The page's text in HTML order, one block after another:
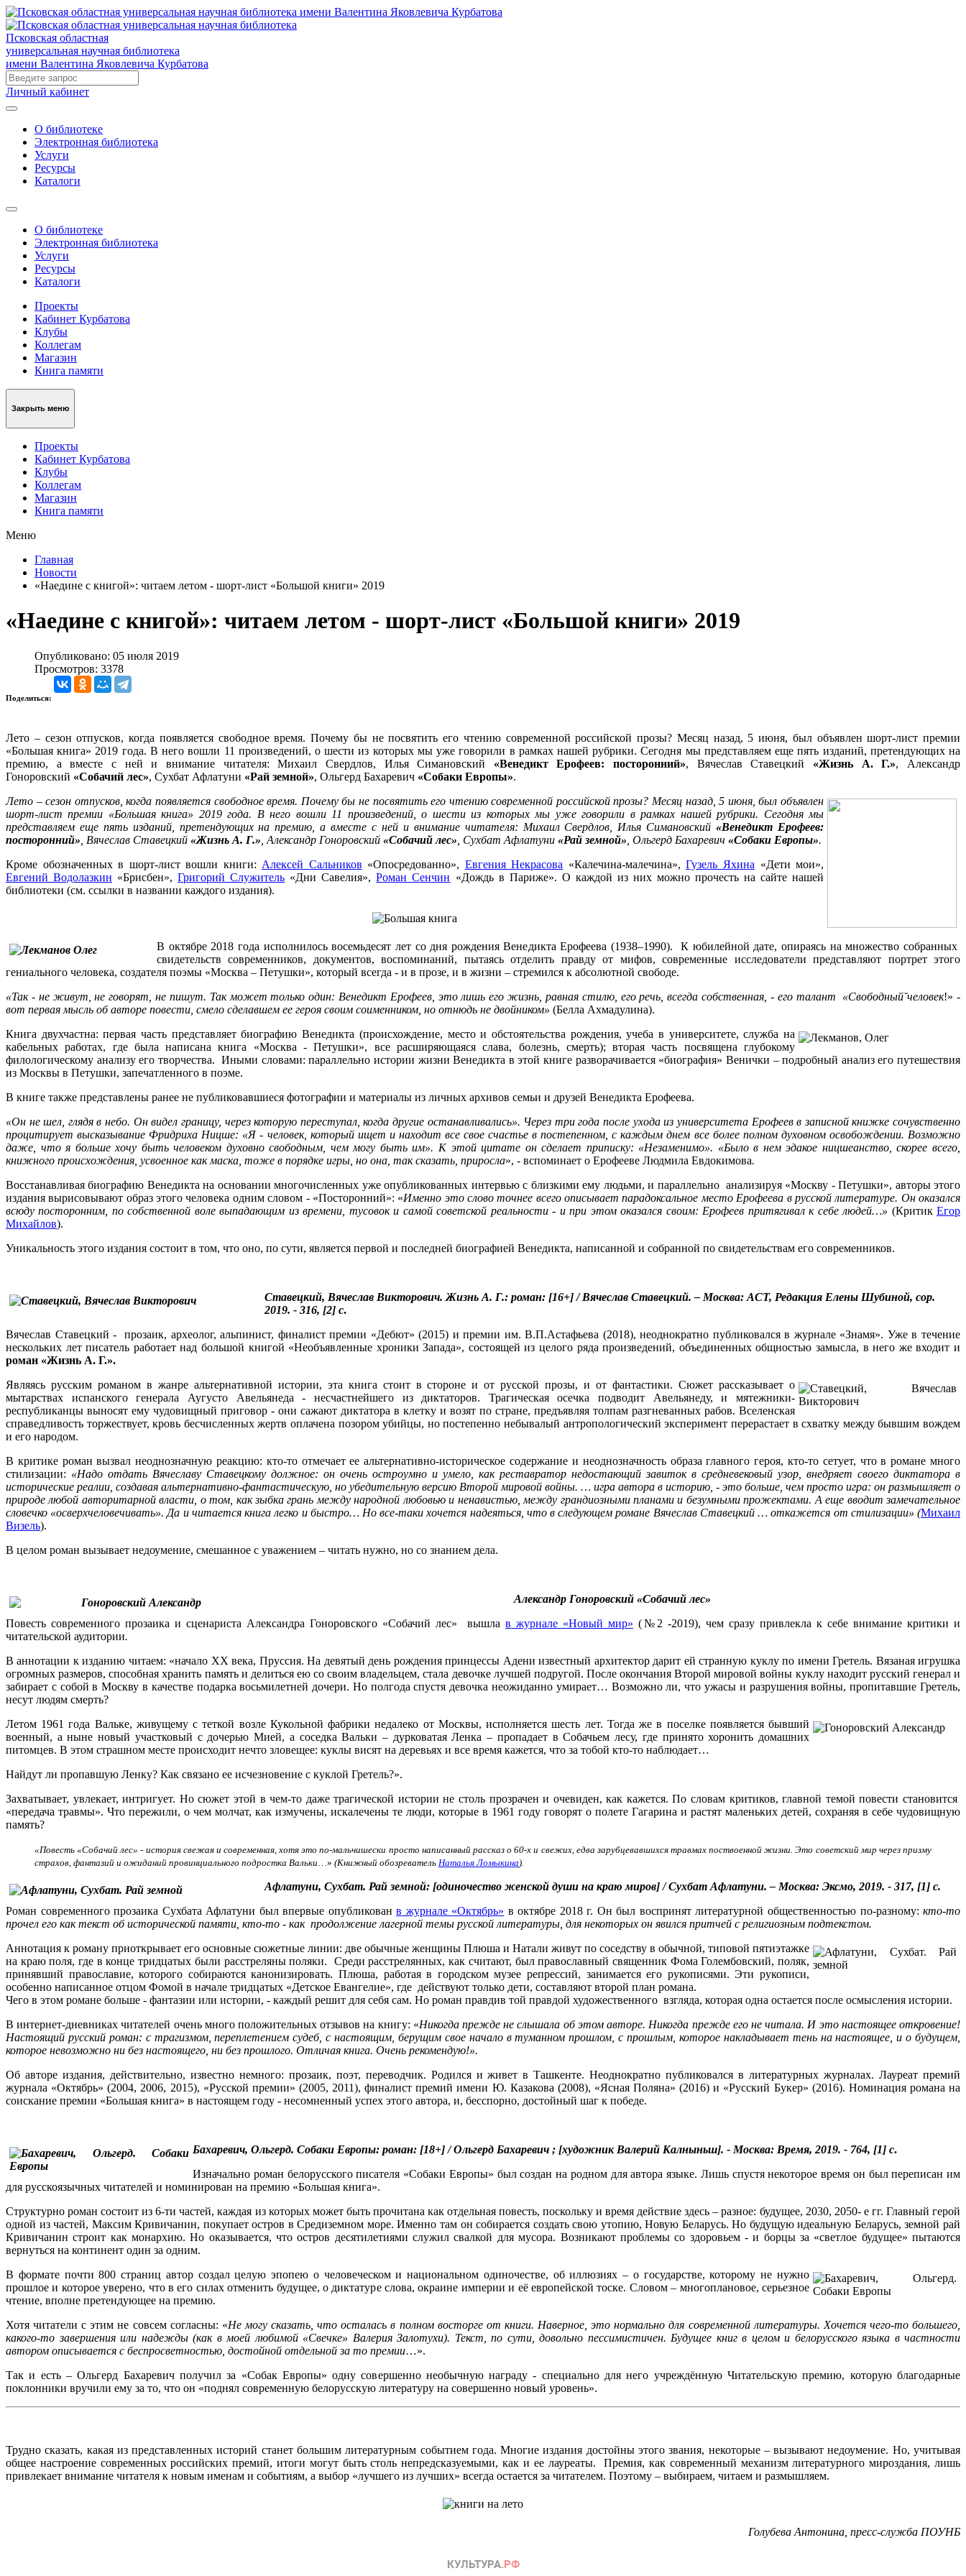
Псковская областная
универсальная научная библиотека
имени Валентина Яковлевича Курбатова
Личный кабинет
О библиотеке
Электронная библиотека
Услуги
Ресурсы
Каталоги
О библиотеке
Электронная библиотека
Услуги
Ресурсы
Каталоги
Проекты
Кабинет Курбатова
Клубы
Коллегам
Магазин
Книга памяти
Закрыть меню
Проекты
Кабинет Курбатова
Клубы
Коллегам
Магазин
Книга памяти
Меню
Главная
Новости
«Наедине с книгой»: читаем летом - шорт-лист «Большой книги» 2019
«Наедине с книгой»: читаем летом - шорт-лист «Большой книги» 2019
Опубликовано: 05 июля 2019
Просмотров: 3378
Поделиться:
Лето – сезон отпусков, когда появляется свободное время. Почему бы не посвятить его чтению современной российской прозы? Месяц назад, 5 июня, был объявлен шорт-лист премии
«Большая книга» 2019 года. В него вошли 11 произведений, о шести из которых мы уже говорили в рамках нашей рубрики. Сегодня мы представляем еще пять изданий, претендующих на
премию, а вместе с ней и внимание читателя: Михаил Свердлов, Илья Симановский «Венедикт Ерофеев: посторонний», Вячеслав Ставецкий «Жизнь А. Г.», Александр
Гоноровский «Собачий лес», Сухбат Афлатуни «Рай земной», Ольгерд Бахаревич «Собаки Европы».
Лето – сезон отпусков, когда появляется свободное время. Почему бы не посвятить его чтению современной российской прозы? Месяц назад, 5 июня, был объявлен
шорт-лист премии «Большая книга» 2019 года. В него вошли 11 произведений, о шести из которых мы уже говорили в рамках нашей рубрики. Сегодня мы
представляем еще пять изданий, претендующих на премию, а вместе с ней и внимание читателя: Михаил Свердлов, Илья Симановский«Венедикт Ерофеев:
посторонний» , Вячеслав Ставецкий «Жизнь А. Г.» , Александр Гоноровский «Собачий лес» , Сухбат Афлатуни «Рай земной» , Ольгерд Бахаревич «Собаки Европы».
Кроме обозначенных в шорт-лист вошли книги: Алексей Сальников «Опосредованно», Евгения Некрасова «Калечина-малечина»,Гузель Яхина «Дети мои»,
Евгений Водолазкин «Брисбен»,Григорий Служитель «Дни Савелия»,Роман Сенчин «Дождь в Париже». О каждой из них можно прочесть на сайте нашей
библиотеки (см. ссылки в названии каждого издания).
В октябре 2018 года исполнилось восемьдесят лет со дня рождения Венедикта Ерофеева (1938–1990). К юбилейной дате, опираясь на множество собранных
свидетельств современников, документов, воспоминаний, пытаясь отделить правду от мифов, современные исследователи представляют портрет этого
гениального человека, создателя поэмы «Москва – Петушки», который всегда - и в прозе, и в жизни – стремился к абсолютной свободе.
«Так - не живут, не говорят, не пишут. Так может только один: Венедикт Ерофеев, это лишь его жизнь, равная стилю, его речь, всегда собственная, - его талант «Свободныйчеловек!» -
вот первая мысль об авторе повести, смело сделавшем ее героя своим соименником, но отнюдь не двоиником» (Белла Ахмадулина).
Книга двухчастна: первая часть представляет биографию Венедикта (происхождение, место и обстоятельства рождения, учеба в университете, служба на
кабельных работах, где была написана книга «Москва - Петушки», все расширяющаяся слава, болезнь, смерть); вторая часть посвящена глубокому
филологическому анализу его творчества. Иными словами: параллельно истории жизни Венедикта в этой книге разворачивается «биография» Венички – подробный анализ его путешествия
из Москвы в Петушки, запечатленного в поэме.
В книге также представлены ранее не публиковавшиеся фотографии и материалы из личных архивов семьи и друзей Венедикта Ерофеева.
«Он нешел, глядя в небо. Он видел границу, через которую переступал, когда другие останавливались». Через три года после ухода из университета Ерофеев в записной книжке сочувственно
процитирует высказывание Фридриха Ницше: «Я - человек, который ищет и находит все свое счастье в постепенном, с каждым днем все более полном духовном освобождении. Возможно
даже, что я больше хочу быть человеком духовно свободным, чем могу быть им». К этой цитате он сделает приписку: «Незаменимо». «Было в нем эдакое ницшеанство, скорее всего,
книжного происхождения, усвоенное как маска, тоже в порядке игры, но она, так сказать, приросла», - вспоминает о Ерофееве Людмила Евдокимова.
Восстанавливая биографию Венедикта на основании многочисленных уже опубликованных интервью с близкими ему людьми, и параллельно анализируя «Москву - Петушки», авторы этого
издания вырисовывают образ этого человека одним словом - «Посторонний»: «Именно это слово точнее всего описывает парадоксальное место Ерофеева в русской литературе. Он оказался
всюду посторонним, по собственной воле выпадающим из времени, тусовок и самой советской реальности - и при этом оказался своим: Ерофеев притягивал к себе людей…» (КритикЕгор
Михайлов).
Уникальность этого издания состоит в том, что оно, по сути, является первой и последней биографией Венедикта, написанной и собранной по свидетельствам его современников.
Ставецкий, Вячеслав Викторович. Жизнь А. Г.: роман: [16+] / Вячеслав Ставецкий. – Москва: АСТ, Редакция Елены Шубиной, cop.
2019. - 316, [2] с.
Вячеслав Ставецкий - прозаик, археолог, альпинист, финалист премии «Дебют» (2015) и премии им. В.П.Астафьева (2018), неоднократно публиковался в журнале «Знамя». Уже в течение
нескольких лет писатель работает над большой книгой «Необъявленные хроники Запада», состоящей из целого ряда произведений, объединенных общностью замысла, в него же входит и
роман «Жизнь А. Г.».
Являясь русским романом в жанре альтернативной истории, эта книга стоит в стороне и от русской прозы, и от фантастики. Сюжет рассказывает о
мытарствах испанского генерала Аугусто Авельянеда - несчастнейшего из диктаторов. Трагическая осечка подводит Авельянеду, и мятежники-
республиканцы выносят ему чудовищный приговор - они сажают диктатора в клетку и возят по стране, предъявляя толпам разгневанных рабов. Вселенская
справедливость торжествует, кровь бесчисленных жертв оплачена позором убийцы, но постепенно небывалый антропологический эксперимент перерастает в схватку между бывшим вождем
и его народом.
В критике роман вызвал неоднозначную реакцию: кто-то отмечает ее альтернативно-историческое содержание и неоднозначность образа главного героя, кто-то сетует, что в романе много
стилизации: «Надо отдать Вячеславу Ставецкому должное: он очень остроумно и умело, как реставратор недостающий завиток в средневековый узор, внедряет своего диктатора в
исторические реалии, создавая альтернативно-фантастическую, но убедительную версию Второй мировой войны. … игра автора в историю, - это больше, чем просто игра: он размышляет о
природе любой авторитарной власти, о том, как зыбка грань между народной любовью и ненавистью, между грандиозными планами и безумными прожектами. А еще вводит замечательное
словечко «осверхчеловечивать». Да и читается книга легко и быстро… Но все-таки хочется надеяться, что в следующем романе Вячеслав Ставецкий … откажется от стилизации» (Михаил
Визель).
В целом роман вызывает недоумение, смешанное с уважением – читать нужно, но со знанием дела.
Александр Гоноровский «Собачий лес»
Повесть современного прозаика и сценариста Александра Гоноровского «Собачий лес» вышла в журнале «Новый мир» (№2 -2019), чем сразу привлекла к себе внимание критики и
читательской аудитории.
В аннотации к изданию читаем: «начало XX века, Пруссия. На девятый день рождения принцессы Адени известный архитектор дарит ей странную куклу по имени Гретель. Вязаная игрушка
огромных размеров, способная хранить память и делиться ею со своим владельцем, стала девочке лучшей подругой. После окончания Второй мировой войны куклу находит русский генерал и
забирает с собой в Москву в качестве подарка восьмилетней дочери. Но полгода спустя девочка неожиданно умирает… Возможно ли, что ужасы и разрушения войны, пропитавшие Гретель,
несут людям смерть?
Летом 1961 года Вальке, живущему с теткой возле Кукольной фабрики недалеко от Москвы, исполняется шесть лет. Тогда же в поселке появляется бывший
военный, а ныне новый участковый с дочерью Мией, а соседка Вальки – дурковатая Ленка – пропадает в Собачьем лесу, где принято хоронить домашних
питомцев. В этом страшном месте происходит нечто зловещее: куклы висят на деревьях и все время кажется, что за тобой кто-то наблюдает…
Найдут ли пропавшую Ленку? Как связано ее исчезновение с куклой Гретель?».
Захватывает, увлекает, интригует. Но сюжет этой в чем-то даже трагической истории не столь прозрачен и очевиден, как кажется. По словам критиков, главной темой повести становится
«передача травмы». Что пережили, о чем молчат, как измучены, искалечены те люди, которые в 1961 году говорят о полете Гагарина и растят маленьких детей, сохраняя в себе чудовищную
память?
«Повесть «Собачий лес» - история свежая и современная, хотя это по-мальчишески просто написанный рассказ о 60-х и свежих, едва зарубцевавшихся травмах поствоенной жизни. Это советский мир через призму
страхов, фантазий и ожиданий провинциального подростка Вальки …» (Книжный обозреватель Наталья Ломыкина).
Афлатуни, Сухбат. Рай земной: [одиночество женской души на краю миров] / Сухбат Афлатуни. – Москва: Эксмо, 2019. - 317, [1] с.
Роман современного прозаика Сухбата Афлатуни был впервые опубликованв журнале «Октябрь» в октябре 2018 г. Он был воспринят литературной общественностью по-разному:кто-то
прочел его как текст об исторической памяти, кто-то - как продолжение лагерной темы русской литературы, для некоторых он явился притчей с религиозным подтекстом.
Аннотация к роману приоткрывает его основные сюжетные линии: две обычные женщины Плюша и Натали живут по соседству в обычной, типовой пятиэтажке
на краю поля, где в конце тридцатых были расстреляны поляки. Среди расстрелянных, как считают, был православный священник Фома Голембовский, поляк,
принявший православие, которого собираются канонизировать. Плюша, работая в городском музее репрессий, занимается его рукописями. Эти рукописи,
особенно написанное отцом Фомой в начале тридцатых «Детское Евангелие», где действуют только дети, составляют второй план романа.
Чего в этом романе больше - фантазии или истории, - каждый решит для себя сам. Но роман правдив той правдой художественного взгляда, которая одна остается после осмысления истории.
В интернет-дневниках читателей очень много положительных отзывов на книгу: «Никогда прежде не слышала об этом авторе. Никогда прежде его не читала. И это настоящее откровение!
Настоящий русский роман: с трагизмом, переплетением судеб, с настоящим, берущим свое начало в туманном прошлом, с прошлым, которое накладывает тень на настоящее, и о будущем,
которое невозможно ни без настоящего, ни без прошлого. Отличая книга. Очень рекомендую!».
Об авторе издания, действительно, известно немного: прозаик, поэт, переводчик. Родился и живет в Ташкенте. Неоднократно публиковался в литературных журналах. Лауреат премий
журнала «Октябрь» (2004, 2006, 2015), «Русской премии» (2005, 2011), финалист премий имени Ю. Казакова (2008), «Ясная Поляна» (2016) и «Русский Букер» (2016). Номинация романа на
соискание премии «Большая книга» в настоящем году - несомненный успех этого автора, и, бесспорно, достойный шаг к победе.
Бахаревич, Ольгерд. Собаки Европы: роман: [18+] / Ольгерд Бахаревич ; [художник Валерий Калныньш]. - Москва: Время, 2019. - 764, [1] с.
Изначально роман белорусского писателя «Собаки Европы» был создан на родном для автора языке. Лишь спустя некоторое время он был переписан им
для русскоязычных читателей и номинирован на премию «Большая книга».
Структурно роман состоит из 6-ти частей, каждая из которых может быть прочитана как отдельная повесть, поскольку и время действие здесь – разное: будущее, 2030, 2050- е гг. Главный герой
одной из частей, Максим Кривичанин, покупает остров в Средиземном море. Именно там он собирается создать свою утопию, Новую Беларусь. Но будущую идеальную Беларусь, земной рай
Кривичанин строит как монархию. Но оказывается, что остров десятилетиями служил свалкой для мусора. Возникают проблемы со здоровьем - и борцы за «светлое будущее» пытаются
вернуться на континент один за одним.
В формате почти 800 страниц автор создал целую эпопею о человеческом и национальном одиночестве, об иллюзиях – о государстве, которому не нужно
прошлое и которое уверено, что в его силах отменить будущее, о диктатуре слова, окраине империи и её европейской тоске. Словом – многоплановое, серьезное
чтение, вполне претендующее на премию.
Хотя читатели с этим не совсем согласны: «Не могу сказать, что осталась в полном восторге от книги. Наверное, это нормально для современной литературы. Хочется чего-то большего,
какого-то завершения или надежды (как в моей любимой «Свечке» Валерия Залотухи). Текст, по сути, довольно пессимистичен. Будущее книг в целом и белорусского языка в частности
автором описывается с беспросветностью, достойной отдельной за то премии…».
Так и есть – Ольгерд Бахаревич получил за «Собак Европы» одну совершенно необычную награду - специально для него учреждённую Читательскую премию, которую благодарные
поклонники вручили ему за то, что он «поднял современную белорусскую литературу на совершенно новый уровень».
Трудно сказать, какая из представленных историй станет большим литературным событием года. Многие издания достойны этого звания, некоторые – вызывают недоумение. Но, учитывая
общее настроение современных российских премий, итоги могут быть столь непредсказуемыми, как и ее лауреаты. Премия, как современный механизм литературного мироздания, лишь
привлекает внимание читателя к новым именам и событиям, а выбор «лучшего из лучших» всегда остается за читателем. Поэтому – выбираем, читаем и размышляем.
Голубева Антонина, пресс-служба ПОУНБ